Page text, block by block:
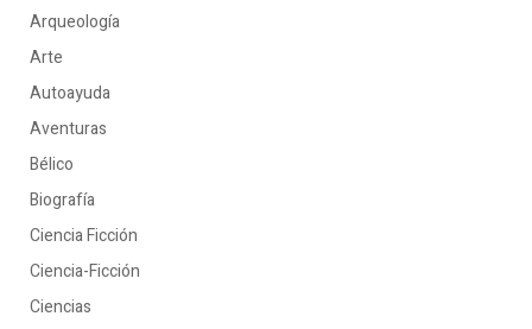
Arqueología
Arte
Autoayuda
Aventuras
Bélico
Biografía
Ciencia Ficción
Ciencia-Ficción
Ciencias